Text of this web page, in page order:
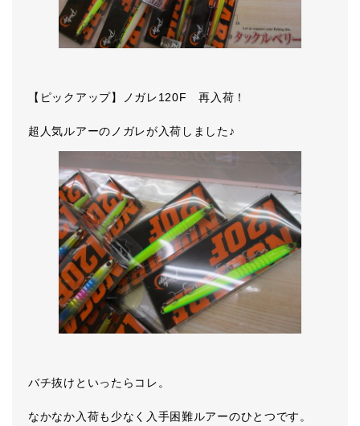
【ピックアップ】ノガレ120F 再入荷！
超人気ルアーのノガレが入荷しました♪
バチ抜けといったらコレ。
なかなか入荷も少なく入手困難ルアーのひとつです。